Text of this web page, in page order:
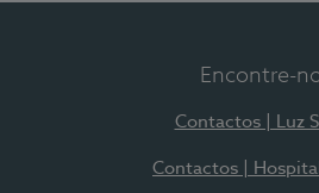
Encontre-
Contactos | Luz
Contactos |